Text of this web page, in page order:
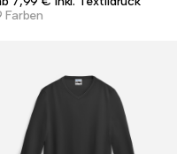
Farben